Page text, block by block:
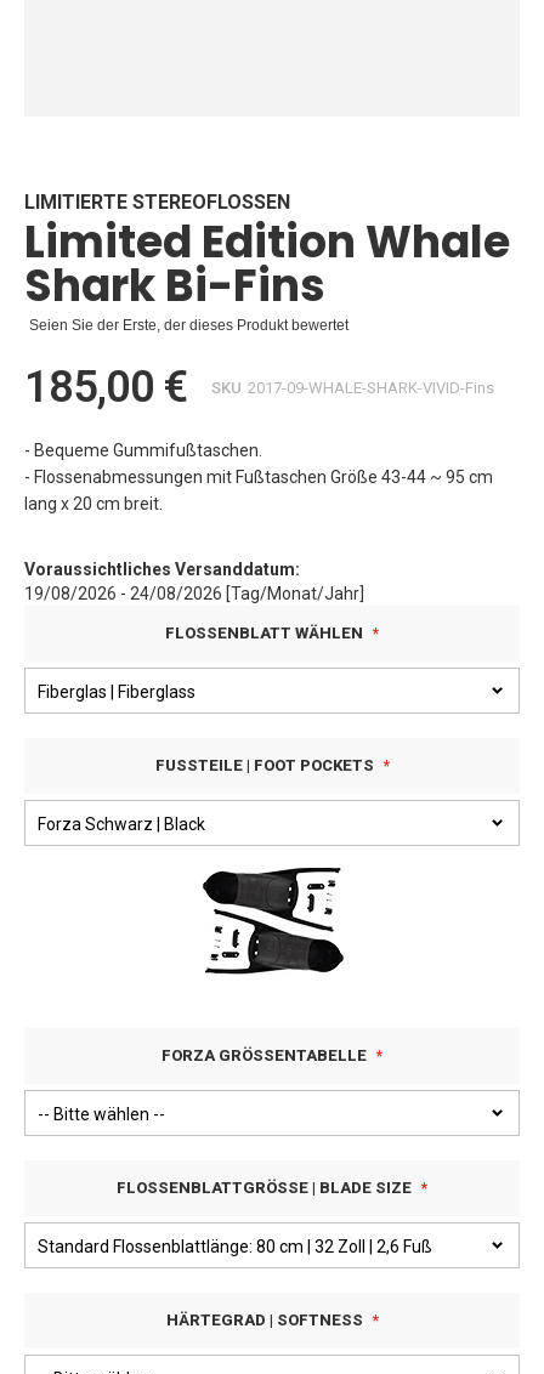
Bildgalerie
springen
LIMITIERTE STEREOFLOSSEN
Limited Edition Whale
Shark Bi-Fins
Seien Sie der Erste, der dieses Produkt bewertet
185,00 € SKU 2017-09-WHALE-SHARK-VIVID-Fins
- Bequeme Gummifußtaschen.
- Flossenabmessungen mit Fußtaschen Größe 43-44 ~ 95 cm
lang x 20 cm breit.
Voraussichtliches Versanddatum:
19/08/2026 - 24/08/2026 [Tag/Monat/Jahr]
FLOSSENBLATT WÄHLEN
FUSSTEILE | FOOT POCKETS
FORZA GRÖSSENTABELLE
FLOSSENBLATTGRÖSSE | BLADE SIZE
HÄRTEGRAD | SOFTNESS